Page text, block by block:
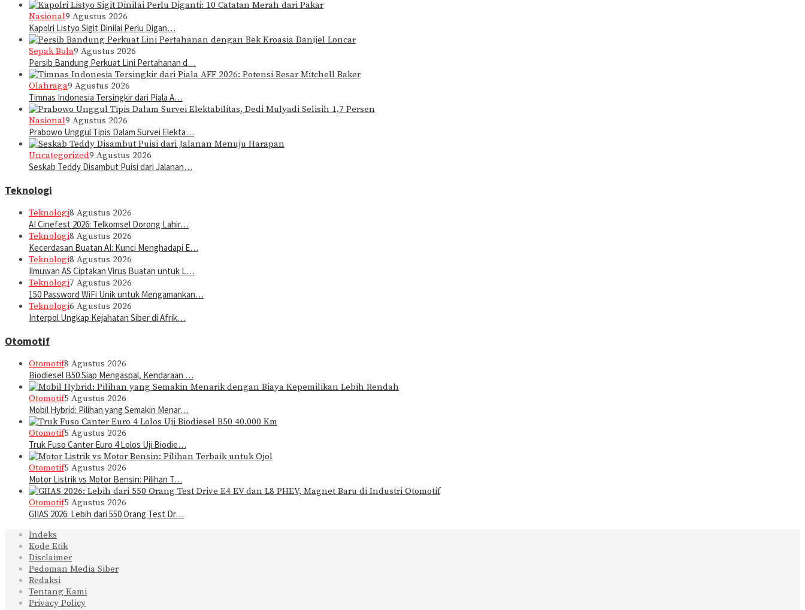
Nasional9 Agustus 2026
Kapolri Listyo Sigit Dinilai Perlu Digan…
Sepak Bola9 Agustus 2026
Persib Bandung Perkuat Lini Pertahanan d…
Olahraga9 Agustus 2026
Timnas Indonesia Tersingkir dari Piala A…
Nasional9 Agustus 2026
Prabowo Unggul Tipis Dalam Survei Elekta…
Uncategorized9 Agustus 2026
Seskab Teddy Disambut Puisi dari Jalanan…
Teknologi
Teknologi8 Agustus 2026
AI Cinefest 2026: Telkomsel Dorong Lahir…
Teknologi8 Agustus 2026
Kecerdasan Buatan AI: Kunci Menghadapi E…
Teknologi8 Agustus 2026
Ilmuwan AS Ciptakan Virus Buatan untuk L…
Teknologi7 Agustus 2026
150 Password WiFi Unik untuk Mengamankan…
Teknologi6 Agustus 2026
Interpol Ungkap Kejahatan Siber di Afrik…
Otomotif
Otomotif8 Agustus 2026
Biodiesel B50 Siap Mengaspal, Kendaraan …
Otomotif5 Agustus 2026
Mobil Hybrid: Pilihan yang Semakin Menar…
Otomotif5 Agustus 2026
Truk Fuso Canter Euro 4 Lolos Uji Biodie…
Otomotif5 Agustus 2026
Motor Listrik vs Motor Bensin: Pilihan T…
Otomotif5 Agustus 2026
GIIAS 2026: Lebih dari 550 Orang Test Dr…
Indeks
Kode Etik
Disclaimer
Pedoman Media Siber
Redaksi
Tentang Kami
Privacy Policy